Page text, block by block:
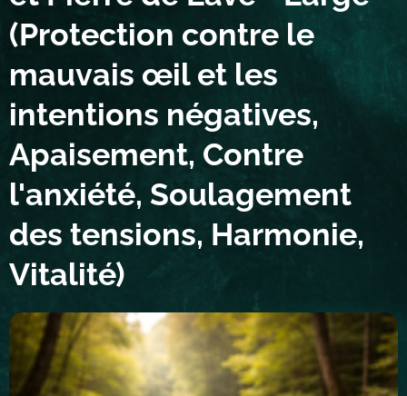
(Protection contre le
mauvais œil et les
intentions négatives,
Apaisement, Contre
l'anxiété, Soulagement
des tensions, Harmonie,
Vitalité)